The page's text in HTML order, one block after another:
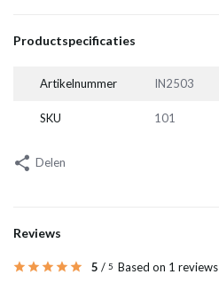
Productspecificaties
Artikelnummer IN2503
SKU 101
Delen
Reviews
5 / 5 Based on 1 reviews